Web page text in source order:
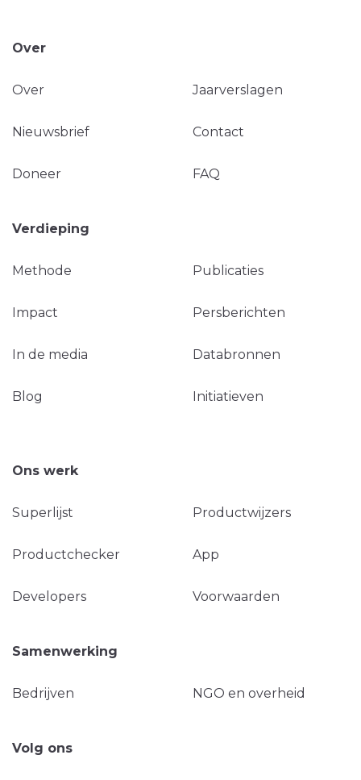
Over
Over Jaarverslagen
Nieuwsbrief Contact
Doneer FAQ
Verdieping
Methode Publicaties
Impact Persberichten
In de media Databronnen
Blog Initiatieven
Ons werk
Superlijst Productwijzers
Productchecker App
Developers Voorwaarden
Samenwerking
Bedrijven NGO en overheid
Volg ons